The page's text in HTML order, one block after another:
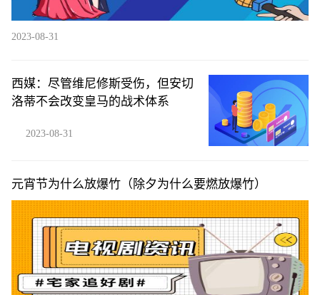
2023-08-31
西媒：尽管维尼修斯受伤，但安切
洛蒂不会改变皇马的战术体系
2023-08-31
元宵节为什么放爆竹（除夕为什么要燃放爆竹）